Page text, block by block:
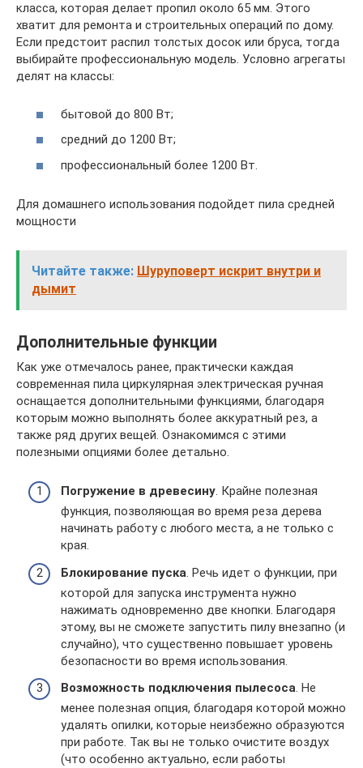
класса, которая делает пропил около 65 мм. Этого
хватит для ремонта и строительных операций по дому.
Если предстоит распил толстых досок или бруса, тогда
выбирайте профессиональную модель. Условно агрегаты
делят на классы:
бытовой до 800 Вт;
средний до 1200 Вт;
профессиональный более 1200 Вт.
Для домашнего использования подойдет пила средней
мощности
Читайте также: Шуруповерт искрит внутри и
дымит
Дополнительные функции
Как уже отмечалось ранее, практически каждая
современная пила циркулярная электрическая ручная
оснащается дополнительными функциями, благодаря
которым можно выполнять более аккуратный рез, а
также ряд других вещей. Ознакомимся с этими
полезными опциями более детально.
Погружение в древесину. Крайне полезная
функция, позволяющая во время реза дерева
начинать работу с любого места, а не только с
края.
Блокирование пуска. Речь идет о функции, при
которой для запуска инструмента нужно
нажимать одновременно две кнопки. Благодаря
этому, вы не сможете запустить пилу внезапно (и
случайно), что существенно повышает уровень
безопасности во время использования.
Возможность подключения пылесоса. Не
менее полезная опция, благодаря которой можно
удалять опилки, которые неизбежно образуются
при работе. Так вы не только очистите воздух
(что особенно актуально, если работы